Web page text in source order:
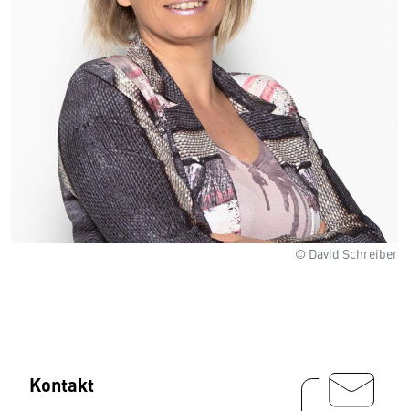
© David Schreiber
Kontakt